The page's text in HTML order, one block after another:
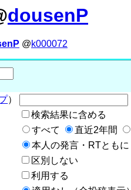
dousenP
@k000072
）
検索結果に含める
すべて 直近2年間
本人の発言・RTともに
区別しない
利用する